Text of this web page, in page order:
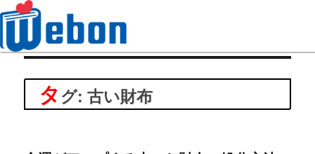
タ グ: 古い財布